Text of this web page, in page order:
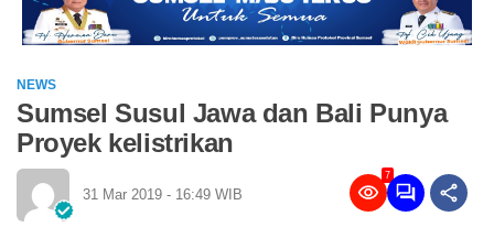
NEWS
Sumsel Susul Jawa dan Bali Punya
Proyek kelistrikan
31 Mar 2019 - 16:49 WIB
7